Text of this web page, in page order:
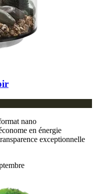
nano
en énergie
exceptionnelle